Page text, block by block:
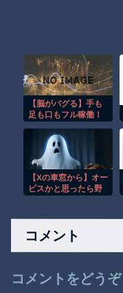
【脳がバグる】手も
足も口もフル稼働！
次元すぎたｗ
【Xの車窓から】オー
ビスかと思ったら野
コメント
コメントをどうぞ